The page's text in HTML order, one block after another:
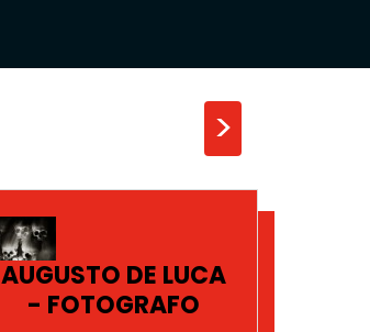
>
AUGUSTO DE LUCA
- FOTOGRAFO